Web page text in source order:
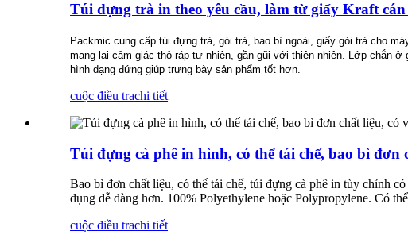
Túi đựng trà in theo yêu cầu, làm từ giấy Kraft
Packmic cung cấp túi đựng trà, gói trà, bao bì ngoài, giấy gói trà cho
mang lại cảm giác thô ráp tự nhiên, gần gũi với thiên nhiên. Lớp chắn
hình dạng đứng giúp trưng bày sản phẩm tốt hơn.
cuộc điều trachi tiết
Túi đựng cà phê in hình, có thể tái chế, bao bì đơn
Bao bì đơn chất liệu, có thể tái chế, túi đựng cà phê in tùy chỉnh
dụng dễ dàng hơn. 100% Polyethylene hoặc Polypropylene. Có
cuộc điều trachi tiết